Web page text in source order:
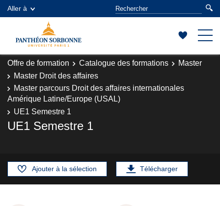
Aller à
Offre de formation Catalogue des formations
Master
Master Droit des affaires
Master parcours Droit des affaires internationales
Amérique Latine/Europe (USAL)
UE1 Semestre 1
UE1 Semestre 1
Ajouter à la sélection Télécharger